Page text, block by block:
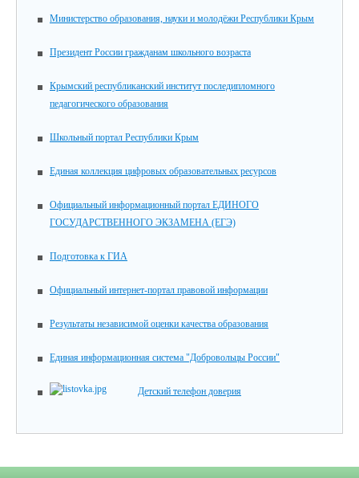
Министерство образования, науки и молодёжи Республики Крым
Президент России гражданам школьного возраста
Крымский республиканский институт последипломного
педагогического образования
Школьный портал Республики Крым
Единая коллекция цифровых образовательных ресурсов
Официальный информационный портал ЕДИНОГО
ГОСУДАРСТВЕННОГО ЭКЗАМЕНА (ЕГЭ)
Подготовка к ГИА
Официальный интернет-портал правовой информации
Результаты независимой оценки качества образования
Единая информационная система "Добровольцы России"
Детский телефон доверия